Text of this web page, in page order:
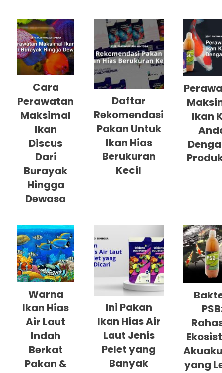
Cara
Perawatan
Maksimal
Ikan
Discus
Dari
Burayak
Hingga
Dewasa
Daftar
Rekomendasi
Pakan Untuk
Ikan Hias
Berukuran
Kecil
Ikan
Warna
Ikan Hias
Air Laut
Indah
Berkat
Pakan &
Ini Pakan
Ikan Hias Air
Laut Jenis
Pelet yang
Banyak
yang